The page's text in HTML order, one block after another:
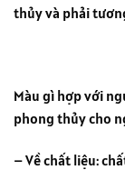
thủy và phải
Màu gì hợp với
phong thủy cho
– Về chất liệu: